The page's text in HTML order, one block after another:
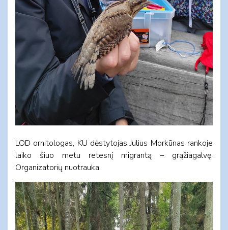
LOD ornitologas, KU dėstytojas Julius Morkūnas rankoje
laiko šiuo metu retesnį migrantą – grąžiagalvę.
Organizatorių nuotrauka